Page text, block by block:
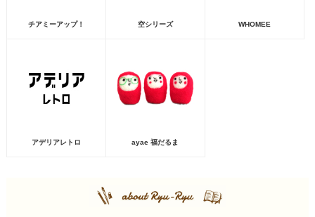
チアミーアップ！ 空シリーズ WHOMEE
アデリアレトロ ayae 福だるま